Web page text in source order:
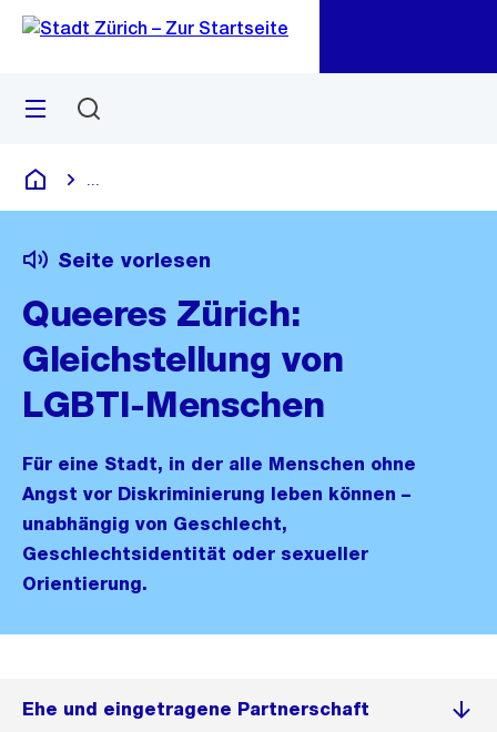
Navigation
Sprunglink
Menü
Deutsch
Seite vorlesen
Queeres Zürich:
Gleichstellung von
LGBTI-Menschen
Für eine Stadt, in der alle Menschen ohne
Angst vor Diskriminierung leben können –
unabhängig von Geschlecht,
Geschlechtsidentität oder sexueller
Orientierung.
Ehe und eingetragene Partnerschaft